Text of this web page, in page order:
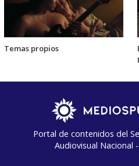
Temas propios
Portal de contenidos del
Audiovisual Nacional